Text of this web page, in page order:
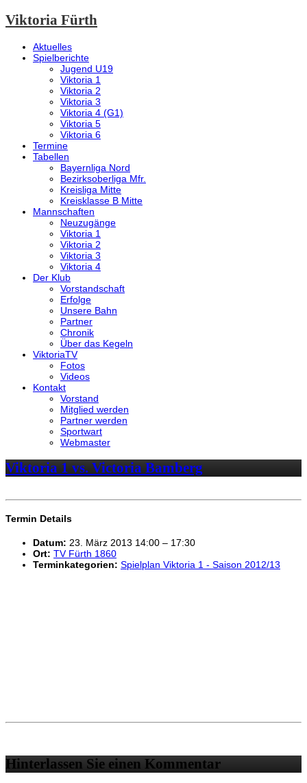
Viktoria Fürth
Aktuelles
Spielberichte
Jugend U19
Viktoria 1
Viktoria 2
Viktoria 3
Viktoria 4 (G1)
Viktoria 5
Viktoria 6
Termine
Tabellen
Bayernliga Nord
Bezirksoberliga Mfr.
Kreisliga Mitte
Kreisklasse B Mitte
Mannschaften
Neuzugänge
Viktoria 1
Viktoria 2
Viktoria 3
Viktoria 4
Der Klub
Vorstandschaft
Erfolge
Unsere Bahn
Partner
Chronik
Über das Kegeln
ViktoriaTV
Fotos
Videos
Kontakt
Vorstand
Mitglied werden
Partner werden
Sportwart
Webmaster
Viktoria 1 vs. Victoria Bamberg
Termin Details
Datum: 23. März 2013 14:00 – 17:30
Ort: TV Fürth 1860
Terminkategorien: Spielplan Viktoria 1 - Saison 2012/13
Hinterlassen Sie einen Kommentar